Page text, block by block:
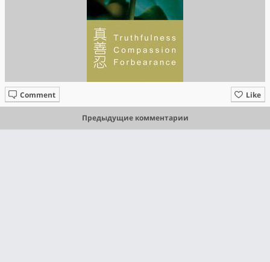
Like
Comment
Предыдущие комментарии